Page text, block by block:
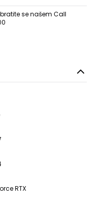
se našem Call
RTX